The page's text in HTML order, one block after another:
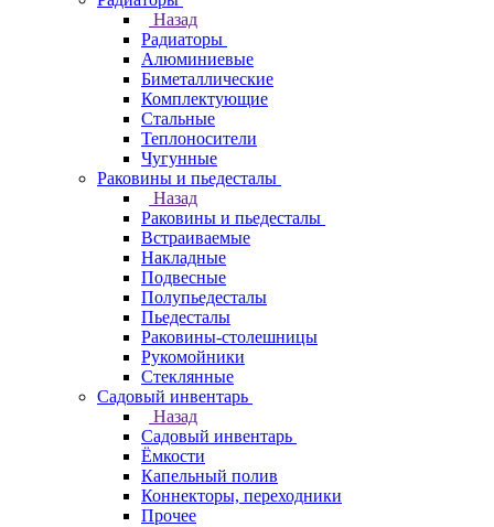
Назад
Радиаторы
Алюминиевые
Биметаллические
Комплектующие
Стальные
Теплоносители
Чугунные
Раковины и пьедесталы
Назад
Раковины и пьедесталы
Встраиваемые
Накладные
Подвесные
Полупьедесталы
Пьедесталы
Раковины-столешницы
Рукомойники
Стеклянные
Садовый инвентарь
Назад
Садовый инвентарь
Ёмкости
Капельный полив
Коннекторы, переходники
Прочее